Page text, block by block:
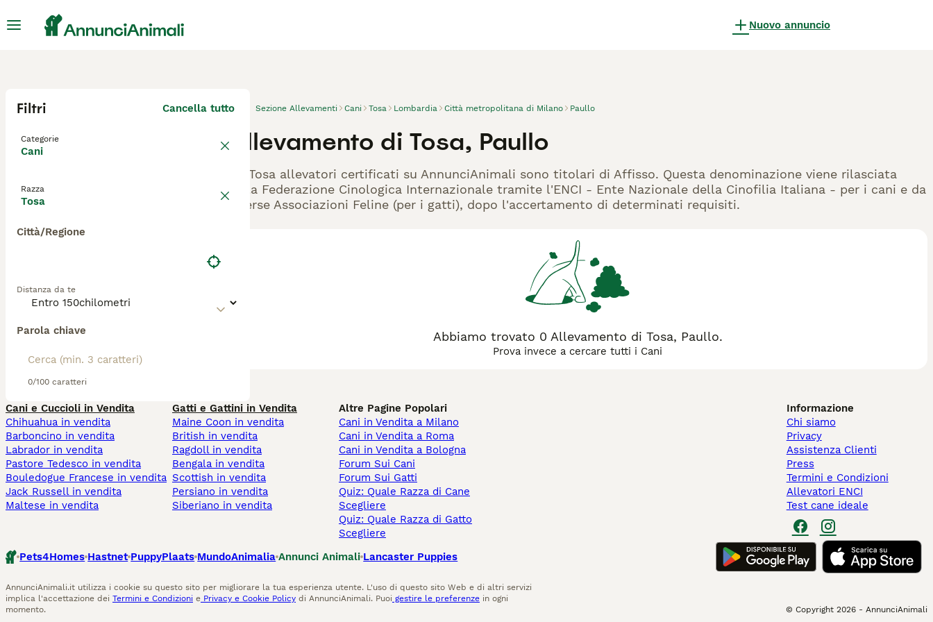
Nuovo annuncio
Filtri Cancella tutto
Categorie
Cani
Razza
Tosa
Città/Regione
Distanza da te
Parola chiave
0/100 caratteri
Sezione Allevamenti Cani Tosa Lombardia Città metropolitana di Milano Paullo
Allevamento di Tosa, Paullo
Gli Tosa allevatori certificati su AnnunciAnimali sono titolari di Affisso. Questa denominazione viene rilasciata
dalla Federazione Cinologica Internazionale tramite l'ENCI - Ente Nazionale della Cinofilia Italiana - per i cani e da
diverse Associazioni Feline (per i gatti), dopo l'accertamento di determinati requisiti.
Abbiamo trovato 0 Allevamento di Tosa, Paullo.
Prova invece a cercare tutti i Cani
Cani e Cuccioli in Vendita
Chihuahua in vendita
Barboncino in vendita
Labrador in vendita
Pastore Tedesco in vendita
Bouledogue Francese in vendita
Jack Russell in vendita
Maltese in vendita
Gatti e Gattini in Vendita
Maine Coon in vendita
British in vendita
Ragdoll in vendita
Bengala in vendita
Scottish in vendita
Persiano in vendita
Siberiano in vendita
Altre Pagine Popolari
Cani in Vendita a Milano
Cani in Vendita a Roma
Cani in Vendita a Bologna
Forum Sui Cani
Forum Sui Gatti
Quiz: Quale Razza di Cane
Scegliere
Quiz: Quale Razza di Gatto
Scegliere
Informazione
Chi siamo
Privacy
Assistenza Clienti
Press
Termini e Condizioni
Allevatori ENCI
Test cane ideale
Pets4Homes Hastnet PuppyPlaats MundoAnimalia Annunci Animali Lancaster Puppies
AnnunciAnimali.it utilizza i cookie su questo sito per migliorare la tua esperienza utente. L'uso di questo sito Web e di altri servizi
implica l'accettazione dei Termini e Condizioni e Privacy e Cookie Policy di AnnunciAnimali. Puoi gestire le preferenze in ogni
momento.
© Copyright 2026 - AnnunciAnimali